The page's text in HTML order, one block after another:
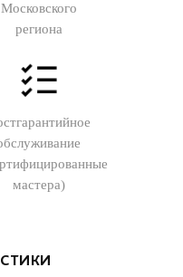
Московского
региона
мастера)